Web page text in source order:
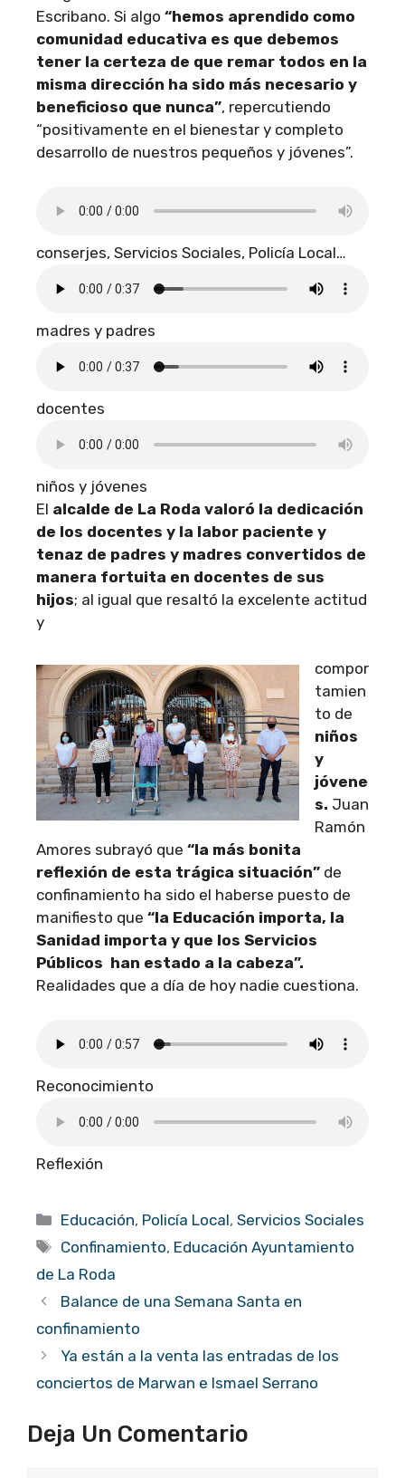
Escribano. Si algo “hemos aprendido como
comunidad educativa es que debemos
tener la certeza de que remar todos en la
misma dirección ha sido más necesario y
beneficioso que nunca”, repercutiendo
“positivamente en el bienestar y completo
desarrollo de nuestros pequeños y jóvenes”.
conserjes, Servicios Sociales, Policía Local…
madres y padres
docentes
niños y jóvenes
El alcalde de La Roda valoró la dedicación
de los docentes y la labor paciente y
tenaz de padres y madres convertidos de
manera fortuita en docentes de sus
hijos; al igual que resaltó la excelente actitud
y
compor
tamien
to de
niños
y
jóvene
s. Juan
Ramón
Amores subrayó que “la más bonita
reflexión de esta trágica situación” de
confinamiento ha sido el haberse puesto de
manifiesto que “la Educación importa, la
Sanidad importa y que los Servicios
Públicos han estado a la cabeza”.
Realidades que a día de hoy nadie cuestiona.
Reconocimiento
Reflexión
Categorías
Educación, Policía Local,Servicios Sociales
Etiquetas
Confinamiento, Educación Ayuntamiento
de La Roda
Balance de una Semana Santa en
confinamiento
Ya están a la venta las entradas de los
conciertos de Marwan e Ismael Serrano
Deja Un Comentario